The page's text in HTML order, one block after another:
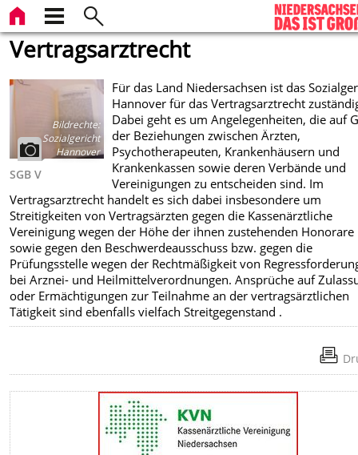
Vertragsarztrecht
Bildrechte:
Sozialgericht
Hannover
SGB V
Für das Land Niedersachsen ist das
Hannover für das Vertragsarztrecht
Dabei geht es um Angelegenheiten, die auf
der Beziehungen zwischen Ärzten,
Psychotherapeuten, Krankenhäusern und
Krankenkassen sowie deren Verbände und
Vereinigungen zu entscheiden sind. Im
Vertragsarztrecht handelt es sich dabei insbesondere um
Streitigkeiten von Vertragsärzten gegen die Kassenärztliche
Vereinigung wegen der Höhe der ihnen zustehenden Honorare
sowie gegen den Beschwerdeausschuss bzw. gegen die
Prüfungsstelle wegen der Rechtmäßigkeit von
bei Arznei- und Heilmittelverordnungen. Ansprüche auf
oder Ermächtigungen zur Teilnahme an der vertragsärztlichen
Tätigkeit sind ebenfalls vielfach Streitgegenstand .